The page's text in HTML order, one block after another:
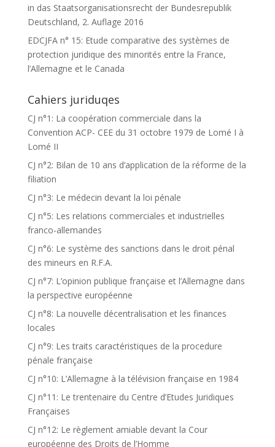
in das Staatsorganisationsrecht der Bundesrepublik
Deutschland, 2. Auflage 2016
EDCJFA n° 15: Etude comparative des systèmes de
protection juridique des minorités entre la France,
l’Allemagne et le Canada
Cahiers juriduqes
CJ n°1: La coopération commerciale dans la
Convention ACP- CEE du 31 octobre 1979 de Lomé I à
Lomé II
CJ n°2: Bilan de 10 ans d’application de la réforme de la
filiation
CJ n°3: Le médecin devant la loi pénale
CJ n°5: Les relations commerciales et industrielles
franco-allemandes
CJ n°6: Le système des sanctions dans le droit pénal
des mineurs en R.F.A.
CJ n°7: L’opinion publique française et l’Allemagne dans
la perspective européenne
CJ n°8: La nouvelle décentralisation et les finances
locales
CJ n°9: Les traits caractéristiques de la procedure
pénale française
CJ n°10: L’Allemagne à la télévision française en 1984
CJ n°11: Le trentenaire du Centre d’Etudes Juridiques
Françaises
CJ n°12: Le règlement amiable devant la Cour
européenne des Droits de l’Homme